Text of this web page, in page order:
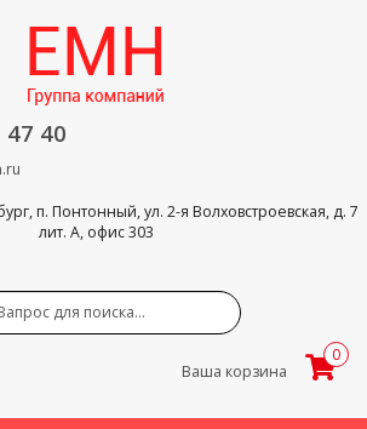
47 40
п. Понтонный, ул. 2-я Волховстроевская, д. 7
лит. А, офис 303
Ваша корзина
0